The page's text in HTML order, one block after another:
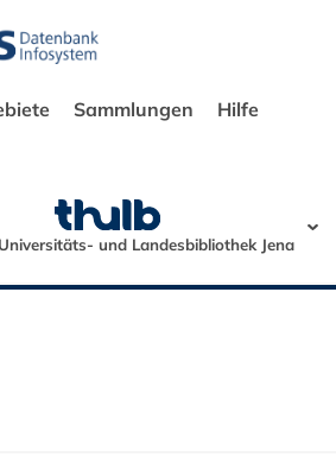
Sammlungen Hilfe
und Landesbibliothek Jena